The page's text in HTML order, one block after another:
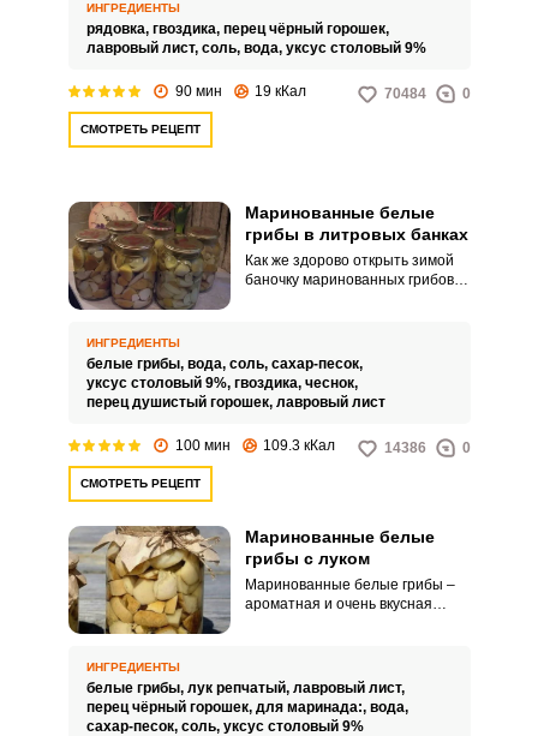
Синеножки получаются
ароматными, хрустящими и
очень вкусными.
ИНГРЕДИЕНТЫ
рядовка, гвоздика, перец чёрный горошек,
лавровый лист, соль, вода, уксус столовый 9%
90 мин 19 кКал 70484 0
СМОТРЕТЬ РЕЦЕПТ
Маринованные белые
грибы в литровых банках
Как же здорово открыть зимой
баночку маринованных грибов и
закуска, которая не только
порадует близких, но и украсит
праздничный стол. Такая
грибная закуска расходится
заготавливать в больших
ИНГРЕДИЕНТЫ
белые грибы, вода, соль, сахар-песок,
уксус столовый 9%, гвоздика, чеснок,
перец душистый горошек, лавровый лист
100 мин 109.3 кКал 14386 0
СМОТРЕТЬ РЕЦЕПТ
Маринованные белые
грибы с луком
Маринованные белые грибы –
ароматная и очень вкусная
луком.
ИНГРЕДИЕНТЫ
белые грибы, лук репчатый, лавровый лист,
перец чёрный горошек, для маринада:, вода,
сахар-песок, соль, уксус столовый 9%